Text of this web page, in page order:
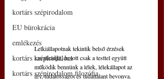
kortárs szépirodalom
EU bürokrácia
emlékezés
kortárs szépirodalom
kortárs szépirodalom filozófia
Lelkiállapotnak tekintik belső érzések
kavalkádját, holott csak a testtel együtt
működik bennünk a lélek, lélekállapot az
így, tudatosságot és tudattalant bevonva.